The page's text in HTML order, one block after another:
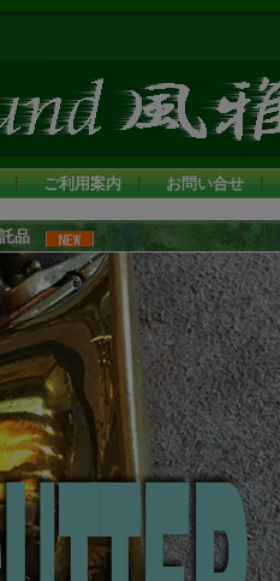
ご利用案内｜ お問い合せ｜
品